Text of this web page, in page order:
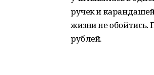
ручек и
жизни не
рублей.